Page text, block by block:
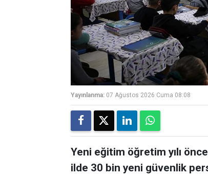
Yayınlanma: 07 Ağustos 2026 Cuma 08:08
Yeni eğitim öğretim yılı
ilde 30 bin yeni güvenlik